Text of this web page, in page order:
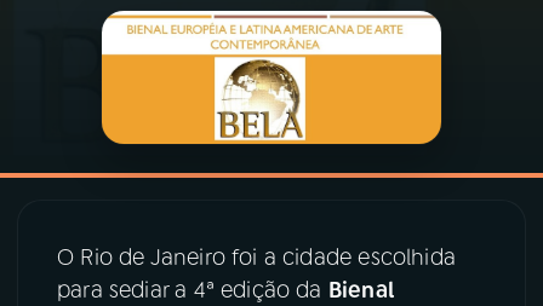
PROGRAMAÇÃO
06 VIDEOCASTS
O Rio de Janeiro foi a cidade escolhida
para sediar a 4ª edição da Bienal